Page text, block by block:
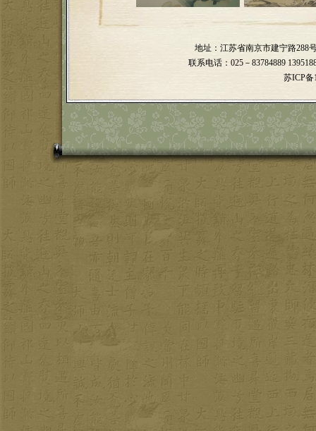
地址：江苏省南京市建宁路
联系电话：025－83784889
苏ICP备